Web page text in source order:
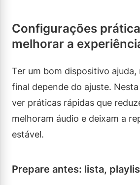
Configurações
melhorar a
Ter um bom dispositivo ajuda,
final depende do ajuste.
ver práticas rápidas que
melhoram áudio e deixam a
estável.
Prepare antes: lista,